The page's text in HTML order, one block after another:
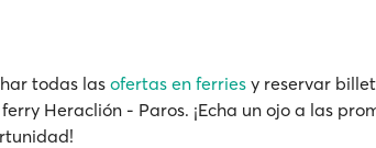
todas las ofertas en ferries y reservar
Heraclión - Paros. ¡Echa un ojo a las